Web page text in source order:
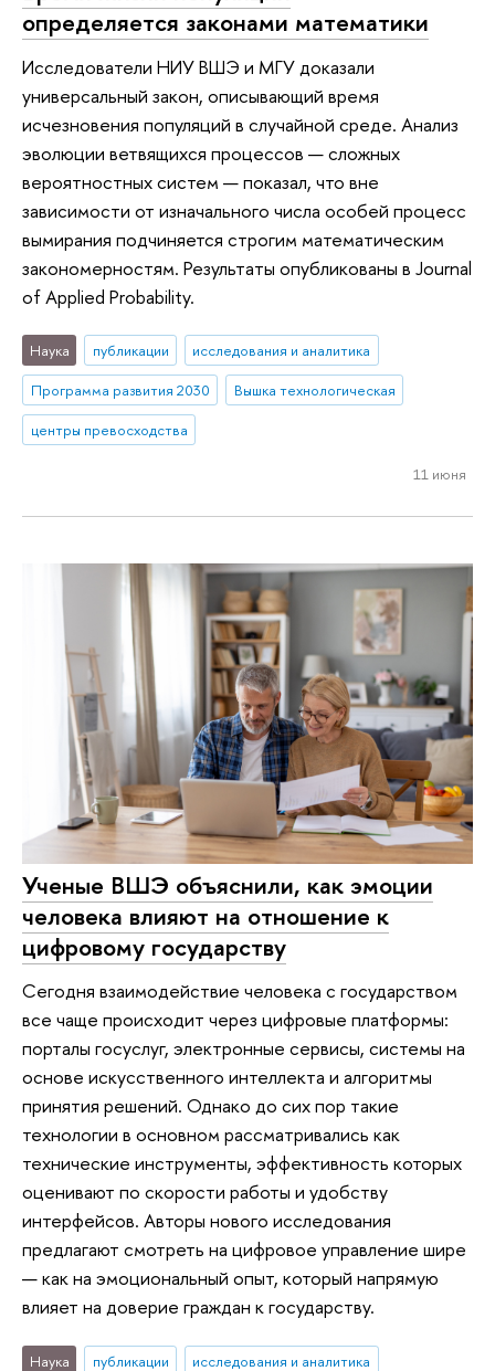
определяется законами математики
Исследователи НИУ ВШЭ и МГУ доказали
универсальный закон, описывающий время
исчезновения популяций в случайной среде. Анализ
эволюции ветвящихся процессов — сложных
вероятностных систем — показал, что вне
зависимости от изначального числа особей процесс
вымирания подчиняется строгим математическим
закономерностям. Результаты опубликованы в Journal
of Applied Probability.
Наука публикации
исследования и аналитика
Программа развития 2030
Вышка технологическая
центры превосходства
11 июня
Ученые ВШЭ объяснили, как эмоции
человека влияют на отношение к
цифровому государству
Сегодня взаимодействие человека с государством
все чаще происходит через цифровые платформы:
порталы госуслуг, электронные сервисы, системы на
основе искусственного интеллекта и алгоритмы
принятия решений. Однако до сих пор такие
технологии в основном рассматривались как
технические инструменты, эффективность которых
оценивают по скорости работы и удобству
интерфейсов. Авторы нового исследования
предлагают смотреть на цифровое управление шире
— как на эмоциональный опыт, который напрямую
влияет на доверие граждан к государству.
Наука публикации исследования и аналитика